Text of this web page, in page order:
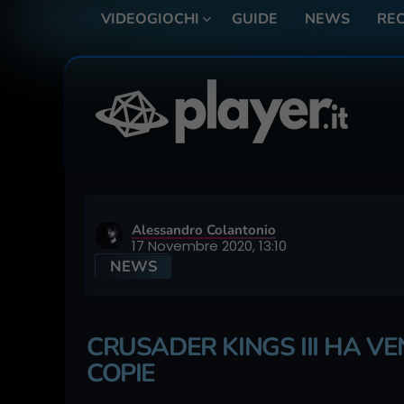
VIDEOGIOCHI GUIDE NEWS
Alessandro Colantonio
17 Novembre 2020, 13:10
NEWS
CRUSADER KINGS III HA
COPIE